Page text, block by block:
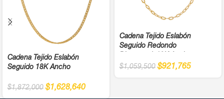
Cadena Tejido Eslabón
Seguido 18K Ancho
$1,872,000 $1,628,640
Cadena Tejido Eslabón
Seguido Redondo
$1,059,500 $921,765